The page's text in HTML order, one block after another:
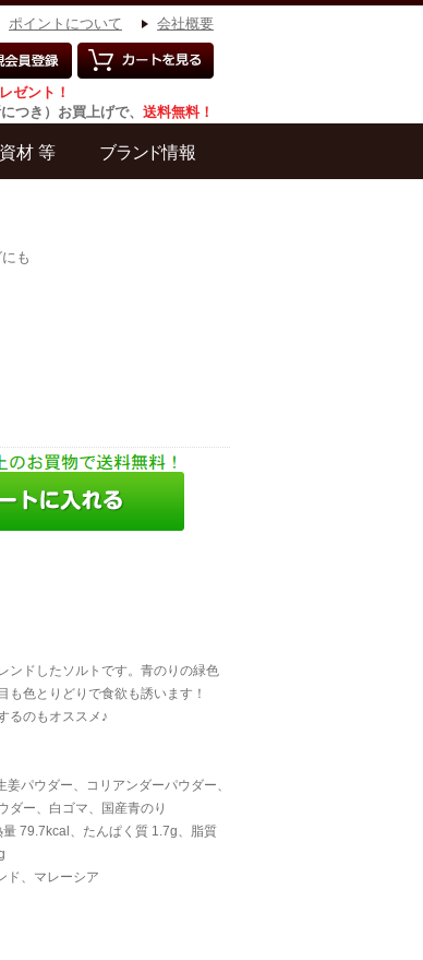
会社概要
ポイントについて
ゼント！
つき）お買上げで、 送料無料！
も
ンドしたソルトです。青のりの緑色
も色とりどりで食欲も誘います！
るのもオススメ♪
パウダー、コリアンダーパウダー、
ダー、白ゴマ、国産青のり
79.7kcal、たんぱく質 1.7g、脂質
ド、マレーシア